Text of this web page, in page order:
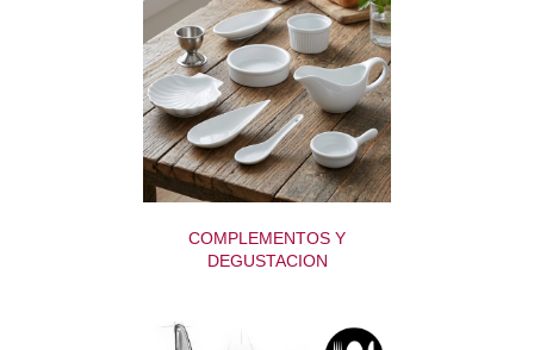
COMPLEMENTOS Y
DEGUSTACION